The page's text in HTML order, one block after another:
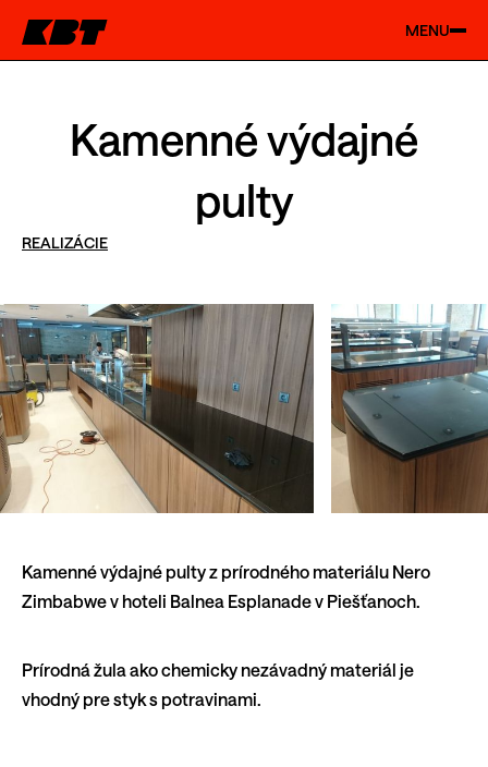
MENU
Kamenné výdajné
pulty
REALIZÁCIE
Kamenné výdajné pulty z prírodného materiálu Nero
Zimbabwe v hoteli Balnea Esplanade v Piešťanoch.
Prírodná žula ako chemicky nezávadný materiál je
vhodný pre styk s potravinami.